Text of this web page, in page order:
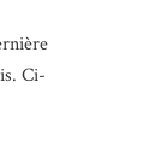
Ci-